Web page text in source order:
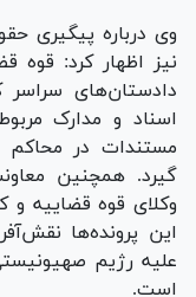
وی درباره پیگیری
نیز اظهار کرد: قوه
دادستان‌های
اسناد و مدارک
مستندات در محاکم
گیرد. همچنین
وکلای قوه قضاییه و
این پرونده‌ها
علیه رژیم
است.